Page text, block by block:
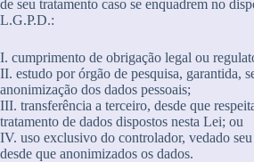
de seu tratamento caso se enquadrem no
L.G.P.D.:
I. cumprimento de obrigação legal ou
II. estudo por órgão de pesquisa, garantida,
anonimização dos dados pessoais;
III. transferência a terceiro, desde que
tratamento de dados dispostos nesta Lei; ou
IV. uso exclusivo do controlador, vedado
desde que anonimizados os dados.